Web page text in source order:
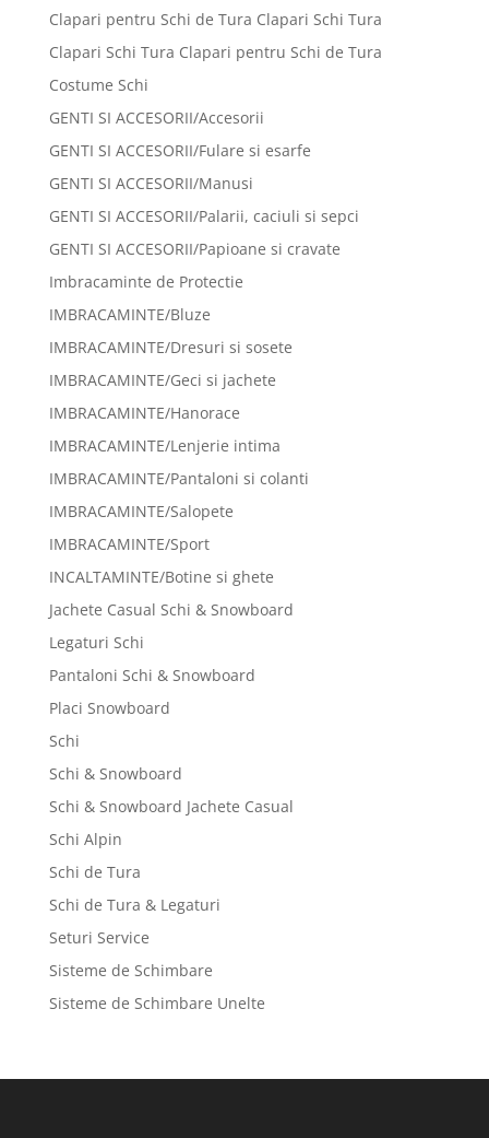
Clapari pentru Schi de Tura Clapari Schi Tura
Clapari Schi Tura Clapari pentru Schi de Tura
Costume Schi
GENTI SI ACCESORII/Accesorii
GENTI SI ACCESORII/Fulare si esarfe
GENTI SI ACCESORII/Manusi
GENTI SI ACCESORII/Palarii, caciuli si sepci
GENTI SI ACCESORII/Papioane si cravate
Imbracaminte de Protectie
IMBRACAMINTE/Bluze
IMBRACAMINTE/Dresuri si sosete
IMBRACAMINTE/Geci si jachete
IMBRACAMINTE/Hanorace
IMBRACAMINTE/Lenjerie intima
IMBRACAMINTE/Pantaloni si colanti
IMBRACAMINTE/Salopete
IMBRACAMINTE/Sport
INCALTAMINTE/Botine si ghete
Jachete Casual Schi & Snowboard
Legaturi Schi
Pantaloni Schi & Snowboard
Placi Snowboard
Schi
Schi & Snowboard
Schi & Snowboard Jachete Casual
Schi Alpin
Schi de Tura
Schi de Tura & Legaturi
Seturi Service
Sisteme de Schimbare
Sisteme de Schimbare Unelte